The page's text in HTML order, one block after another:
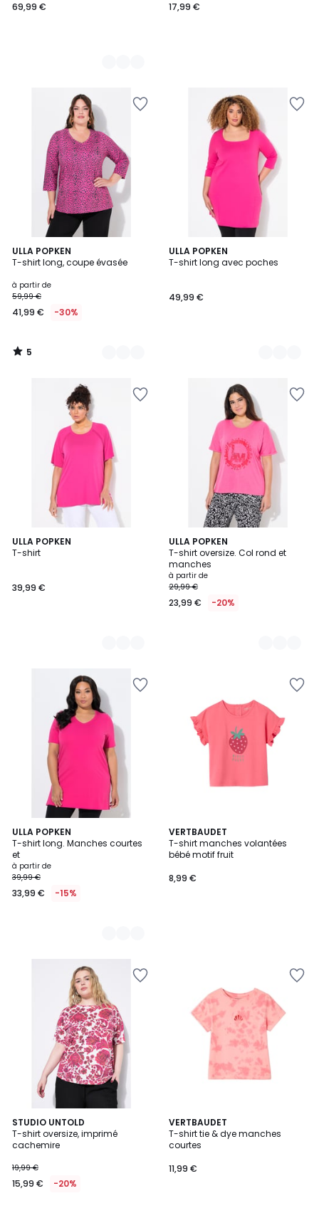
69,99 €
17,99 €
ULLA POPKEN
T-shirt long, coupe évasée
à partir de
59,99 €
41,99 € -30%
5
/
3
Couleurs
5
/
ULLA POPKEN
T-shirt long avec poches
49,99 €
2
Couleurs
ULLA POPKEN
T-shirt
39,99 €
2
Couleurs
ULLA POPKEN
T-shirt oversize. Col rond et
manches
à partir de
29,99 €
23,99 € -20%
2
Couleurs
ULLA POPKEN
T-shirt long. Manches courtes
et
à partir de
39,99 €
33,99 € -15%
3
Couleurs
VERTBAUDET
T-shirt manches volantées
bébé motif fruit
8,99 €
STUDIO UNTOLD
T-shirt oversize, imprimé
cachemire
19,99 €
15,99 € -20%
VERTBAUDET
T-shirt tie & dye manches
courtes
11,99 €